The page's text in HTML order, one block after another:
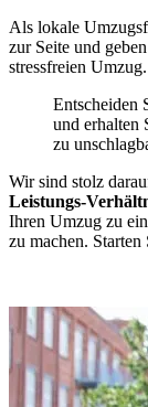
Als lokale
zur Seite und
stressfreien Umzug.
Entscheiden
und erhalten
zu
Wir sind stolz
Leistungs-
Ihren Umzug zu
zu machen.